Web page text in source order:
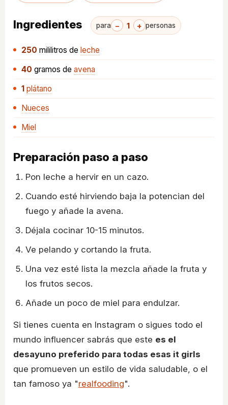
Ingredientes para − 1 + personas
250 mililitros de leche
40 gramos de avena
1 plátano
Nueces
Miel
Preparación paso a paso
Pon leche a hervir en un cazo.
Cuando esté hirviendo baja la potencian del
fuego y añade la avena.
Déjala cocinar 10-15 minutos.
Ve pelando y cortando la fruta.
Una vez esté lista la mezcla añade la fruta y
los frutos secos.
Añade un poco de miel para endulzar.
Si tienes cuenta en Instagram o sigues todo el
mundo influencer sabrás que este es el
desayuno preferido para todas esas it girls
que promueven un estilo de vida saludable, o el
tan famoso ya "realfooding".